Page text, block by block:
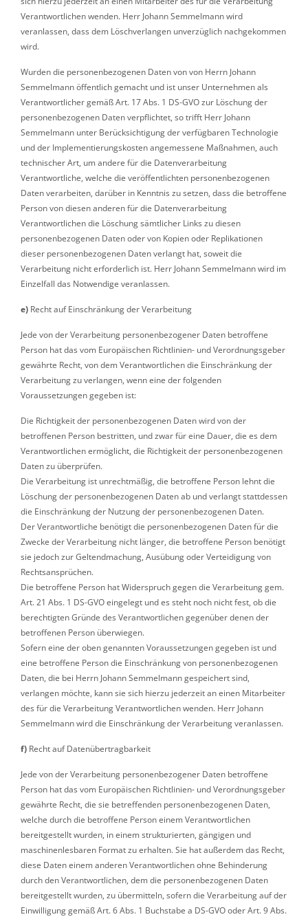
Verantwortlichen wenden. Herr Johann Semmelmann wird
veranlassen, dass dem Löschverlangen unverzüglich nachgekommen
wird.
Wurden die personenbezogenen Daten von von Herrn Johann
Semmelmann öffentlich gemacht und ist unser Unternehmen als
Verantwortlicher gemäß Art. 17 Abs. 1 DS-GVO zur Löschung der
personenbezogenen Daten verpflichtet, so trifft Herr Johann
Semmelmann unter Berücksichtigung der verfügbaren Technologie
und der Implementierungskosten angemessene Maßnahmen, auch
technischer Art, um andere für die Datenverarbeitung
Verantwortliche, welche die veröffentlichten personenbezogenen
Daten verarbeiten, darüber in Kenntnis zu setzen, dass die betroffene
Person von diesen anderen für die Datenverarbeitung
Verantwortlichen die Löschung sämtlicher Links zu diesen
personenbezogenen Daten oder von Kopien oder Replikationen
dieser personenbezogenen Daten verlangt hat, soweit die
Verarbeitung nicht erforderlich ist. Herr Johann Semmelmann wird im
Einzelfall das Notwendige veranlassen.
e) Recht auf Einschränkung der Verarbeitung
Jede von der Verarbeitung personenbezogener Daten betroffene
Person hat das vom Europäischen Richtlinien- und Verordnungsgeber
gewährte Recht, von dem Verantwortlichen die Einschränkung der
Verarbeitung zu verlangen, wenn eine der folgenden
Voraussetzungen gegeben ist:
Die Richtigkeit der personenbezogenen Daten wird von der
betroffenen Person bestritten, und zwar für eine Dauer, die es dem
Verantwortlichen ermöglicht, die Richtigkeit der personenbezogenen
Daten zu überprüfen.
Die Verarbeitung ist unrechtmäßig, die betroffene Person lehnt die
Löschung der personenbezogenen Daten ab und verlangt stattdessen
die Einschränkung der Nutzung der personenbezogenen Daten.
Der Verantwortliche benötigt die personenbezogenen Daten für die
Zwecke der Verarbeitung nicht länger, die betroffene Person benötigt
sie jedoch zur Geltendmachung, Ausübung oder Verteidigung von
Rechtsansprüchen.
Die betroffene Person hat Widerspruch gegen die Verarbeitung gem.
Art. 21 Abs. 1 DS-GVO eingelegt und es steht noch nicht fest, ob die
berechtigten Gründe des Verantwortlichen gegenüber denen der
betroffenen Person überwiegen.
Sofern eine der oben genannten Voraussetzungen gegeben ist und
eine betroffene Person die Einschränkung von personenbezogenen
Daten, die bei Herrn Johann Semmelmann gespeichert sind,
verlangen möchte, kann sie sich hierzu jederzeit an einen Mitarbeiter
des für die Verarbeitung Verantwortlichen wenden. Herr Johann
Semmelmann wird die Einschränkung der Verarbeitung veranlassen.
f) Recht auf Datenübertragbarkeit
Jede von der Verarbeitung personenbezogener Daten betroffene
Person hat das vom Europäischen Richtlinien- und Verordnungsgeber
gewährte Recht, die sie betreffenden personenbezogenen Daten,
welche durch die betroffene Person einem Verantwortlichen
bereitgestellt wurden, in einem strukturierten, gängigen und
maschinenlesbaren Format zu erhalten. Sie hat außerdem das Recht,
diese Daten einem anderen Verantwortlichen ohne Behinderung
durch den Verantwortlichen, dem die personenbezogenen Daten
bereitgestellt wurden, zu übermitteln, sofern die Verarbeitung auf der
Einwilligung gemäß Art. 6 Abs. 1 Buchstabe a DS-GVO oder Art. 9 Abs.